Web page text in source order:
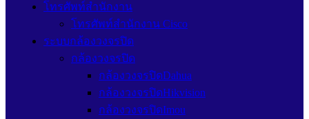
โทรศัพท์สำนักงาน
โทรศัพท์สำนักงาน Cisco
ระบบกล้องวงจรปิด
กล้องวงจรปิด
กล้องวงจรปิดDahua
กล้องวงจรปิดHikvision
กล้องวงจรปิดImou